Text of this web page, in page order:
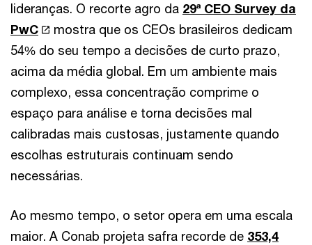
lideranças. O recorte agro da 29ª CEO Survey da
PwC
mostra que os CEOs brasileiros dedicam
54% do seu tempo a decisões de curto prazo,
acima da média global. Em um ambiente mais
complexo, essa concentração comprime o
espaço para análise e torna decisões mal
calibradas mais custosas, justamente quando
escolhas estruturais continuam sendo
necessárias.
Ao mesmo tempo, o setor opera em uma escala
maior. A Conab projeta safra recorde de 353,4